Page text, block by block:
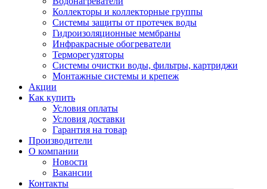
Коллекторы и коллекторные группы
Системы защиты от протечек воды
Гидроизоляционные мембраны
Инфракрасные обогреватели
Терморегуляторы
Системы очистки воды, фильтры, картриджи
Монтажные системы и крепеж
Акции
Как купить
Условия оплаты
Условия доставки
Гарантия на товар
Производители
О компании
Новости
Вакансии
Контакты